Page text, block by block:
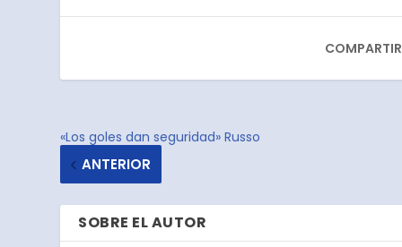
«Los goles dan seguridad» Russo
ANTERIOR
SOBRE EL AUTOR